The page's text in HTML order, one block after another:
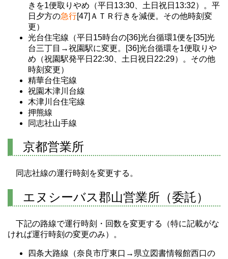
きを1便取りやめ（平日13:30、土日祝日13:32）。平
日夕方の急行[47]ＡＴＲ行きを減便。その他時刻変
更）
光台住宅線（平日15時台の[36]光台循環1便を[35]光
台三丁目→祝園駅に変更。[36]光台循環を1便取りや
め（祝園駅発平日22:30、土日祝日22:29）。その他
時刻変更）
精華台住宅線
祝園木津川台線
木津川台住宅線
押熊線
同志社山手線
京都営業所
同志社線の運行時刻を変更する。
エヌシーバス郡山営業所（委託）
下記の路線で運行時刻・回数を変更する（特に記載がな
ければ運行時刻の変更のみ）。
四条大路線（奈良市庁東口→県立図書情報館西口の